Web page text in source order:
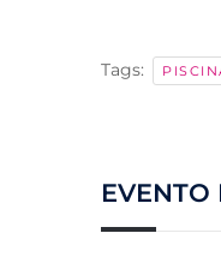
Tags:
EVENTO